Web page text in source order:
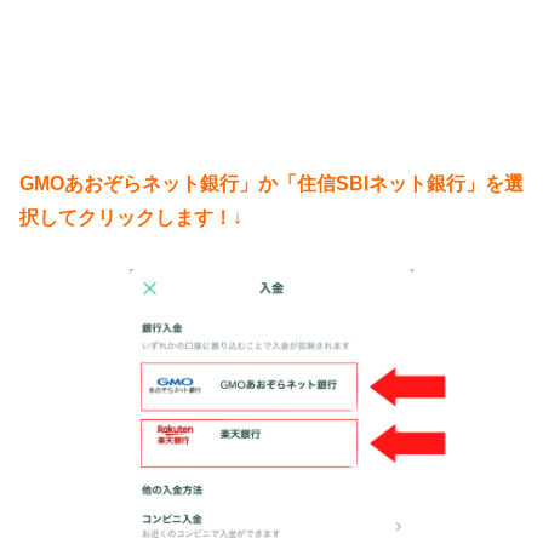
GMOあおぞらネット銀行」か「住信SBIネット銀行」を選
択してクリックします！ ↓